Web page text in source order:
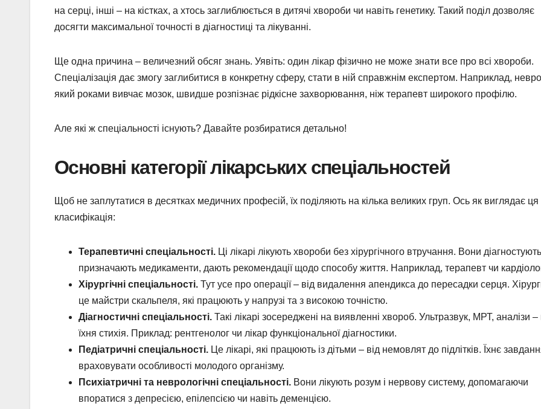
на серці, інші – на кістках, а хтось заглиблюється в дитячі хвороби чи навіть генетику. Такий поділ дозволяє
досягти максимальної точності в діагностиці та лікуванні.
Ще одна причина – величезний обсяг знань. Уявіть: один лікар фізично не може знати все про всі хвороби.
Спеціалізація дає змогу заглибитися в конкретну сферу, стати в ній справжнім експертом. Наприклад,
який роками вивчає мозок, швидше розпізнає рідкісне захворювання, ніж терапевт широкого профілю.
Але які ж спеціальності існують? Давайте розбиратися детально!
Основні категорії лікарських спеціальностей
Щоб не заплутатися в десятках медичних професій, їх поділяють на кілька великих груп. Ось як виглядає ця
класифікація:
Терапевтичні спеціальності. Ці лікарі лікують хвороби без хірургічного втручання. Вони
призначають медикаменти, дають рекомендації щодо способу життя. Наприклад, терапевт чи
Хірургічні спеціальності. Тут усе про операції – від видалення апендикса до пересадки серця.
це майстри скальпеля, які працюють у напрузі та з високою точністю.
Діагностичні спеціальності. Такі лікарі зосереджені на виявленні хвороб. Ультразвук, МРТ, аналізи –
їхня стихія. Приклад: рентгенолог чи лікар функціональної діагностики.
Педіатричні спеціальності. Це лікарі, які працюють із дітьми – від немовлят до підлітків. Їхнє
враховувати особливості молодого організму.
Психіатричні та неврологічні спеціальності. Вони лікують розум і нервову систему, допомагаючи
впоратися з депресією, епілепсією чи навіть деменцією.